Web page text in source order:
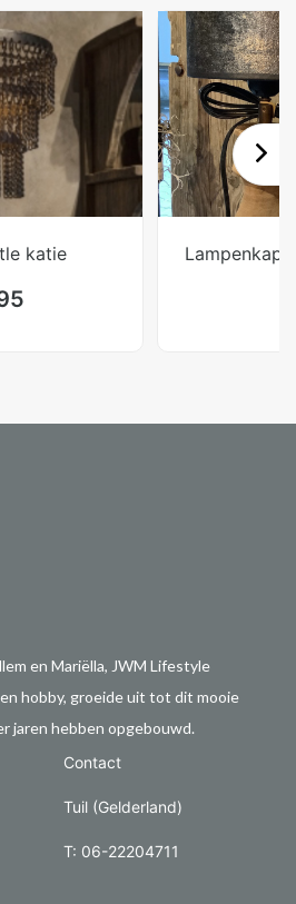
katie Lampenkap
en Mariëlla, JWM Lifestyle
hobby, groeide uit tot dit mooie
jaren hebben opgebouwd.
Contact
Tuil (Gelderland)
T: 06-22204711